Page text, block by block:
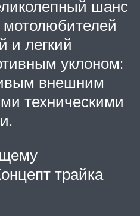
шанс
и легкий
уклоном:
внешним
техническими
трайка